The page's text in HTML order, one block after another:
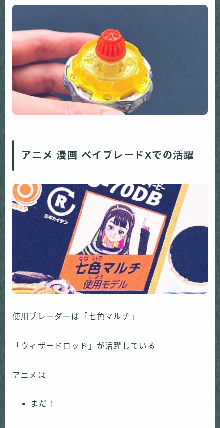
アニメ 漫画 ベイブレードXでの活躍
使用ブレーダーは「七色マルチ」
「ウィザードロッド」が活躍している
アニメは
まだ！